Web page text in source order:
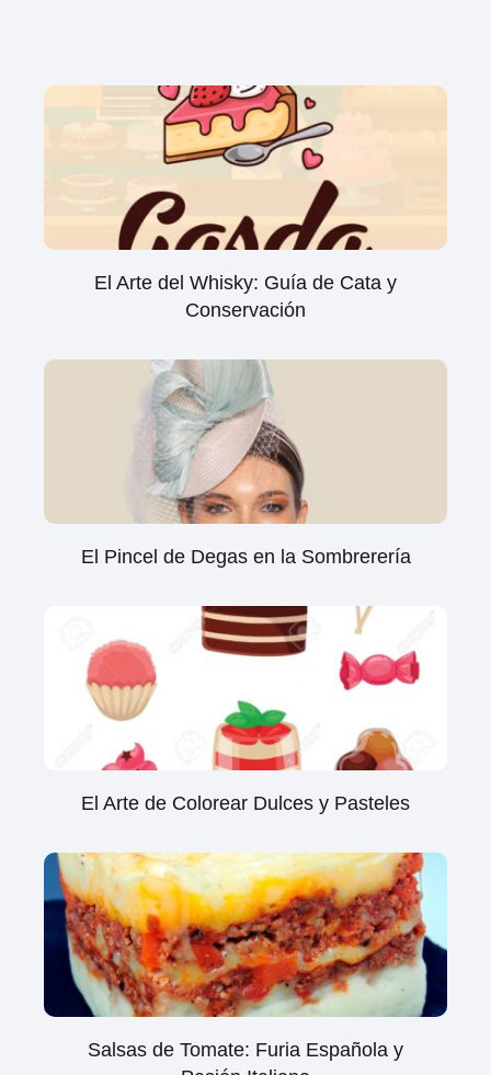
El Arte del Whisky: Guía de Cata y
Conservación
El Pincel de Degas en la Sombrerería
El Arte de Colorear Dulces y Pasteles
Salsas de Tomate: Furia Española y